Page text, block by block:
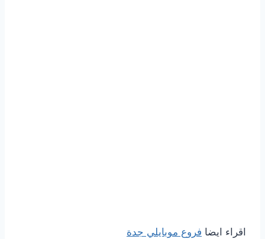
اقراء ايضا فروع موبايلي جدة